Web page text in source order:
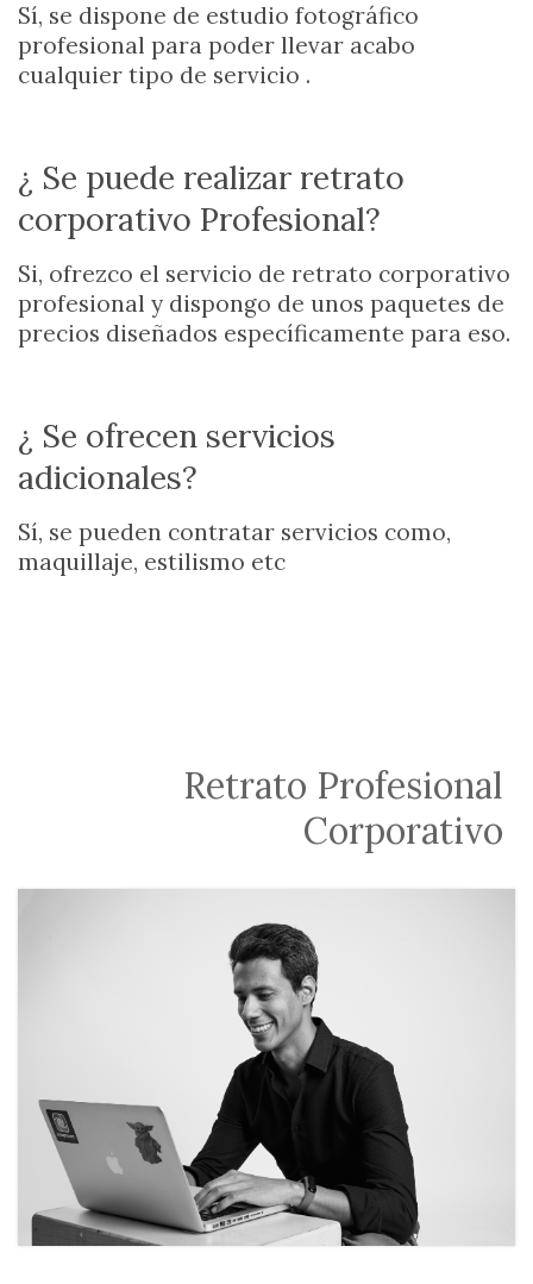
Sí, se dispone de estudio fotográfico
profesional para poder llevar acabo
cualquier tipo de servicio .
¿ Se puede realizar retrato
corporativo Profesional?
Si, ofrezco el servicio de retrato corporativo
profesional y dispongo de unos paquetes de
precios diseñados específicamente para eso.
¿ Se ofrecen servicios
adicionales?
Sí, se pueden contratar servicios como,
maquillaje, estilismo etc
Retrato Profesional
Corporativo